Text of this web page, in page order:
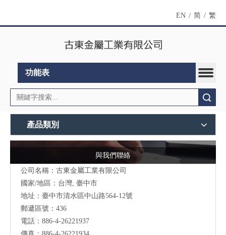
EN / 简 / 繁
功能表
產品類別
與我們聯絡
公司名稱：古東金屬工業有限公司
國家/地區：台灣, 臺中市
地址：臺中市清水區中山路564-12號
郵遞區號：436
電話：886-4-26221937